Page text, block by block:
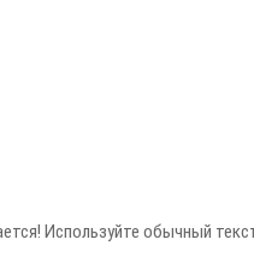
Используйте обычный